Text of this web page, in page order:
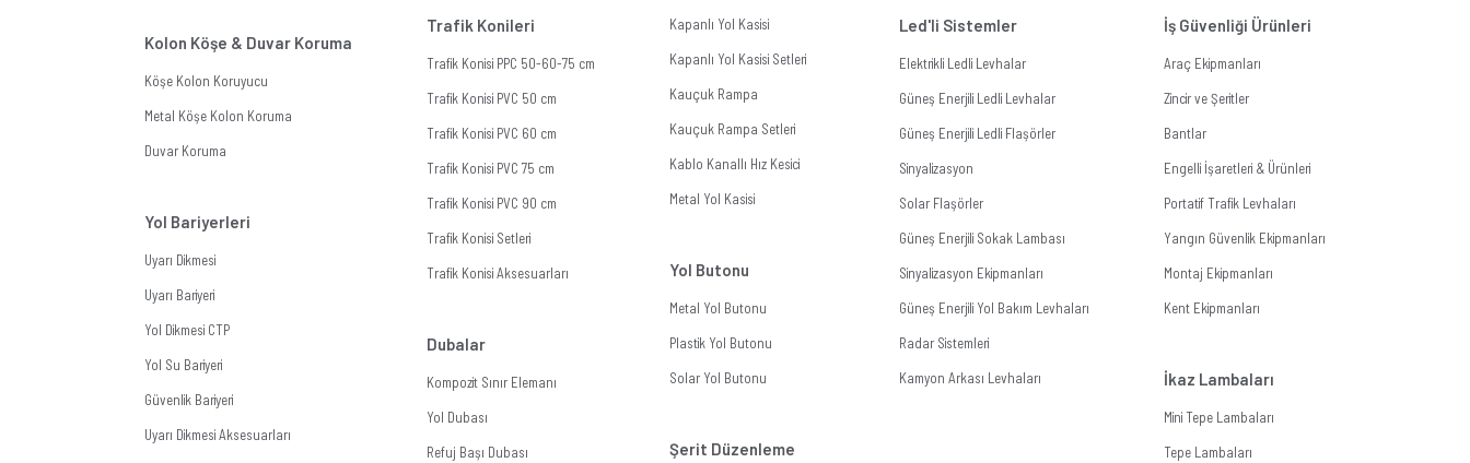
Kolon Köşe & Duvar Koruma
Köşe Kolon Koruyucu
Metal Köşe Kolon Koruma
Duvar Koruma
Yol Bariyerleri
Uyarı Dikmesi
Uyarı Bariyeri
Yol Dikmesi CTP
Yol Su Bariyeri
Güvenlik Bariyeri
Uyarı Dikmesi Aksesuarları
Trafik Konileri
Trafik Konisi PPC 50-60-75 cm
Trafik Konisi PVC 50 cm
Trafik Konisi PVC 60 cm
Trafik Konisi PVC 75 cm
Trafik Konisi PVC 90 cm
Trafik Konisi Setleri
Trafik Konisi Aksesuarları
Dubalar
Kompozit Sınır Elemanı
Yol Dubası
Refuj Başı Dubası
Kapanlı Yol Kasisi
Kapanlı Yol Kasisi Setleri
Kauçuk Rampa
Kauçuk Rampa Setleri
Kablo Kanallı Hız Kesici
Metal Yol Kasisi
Yol Butonu
Metal Yol Butonu
Plastik Yol Butonu
Solar Yol Butonu
Şerit Düzenleme
Led'li Sistemler
Elektrikli Ledli Levhalar
Güneş Enerjili Ledli Levhalar
Güneş Enerjili Ledli Flaşörler
Sinyalizasyon
Solar Flaşörler
Güneş Enerjili Sokak Lambası
Sinyalizasyon Ekipmanları
Güneş Enerjili Yol Bakım Levhaları
Radar Sistemleri
Kamyon Arkası Levhaları
İş Güvenliği Ürünleri
Araç Ekipmanları
Zincir ve Şeritler
Bantlar
Engelli İşaretleri & Ürünleri
Portatif Trafik Levhaları
Yangın Güvenlik Ekipmanları
Montaj Ekipmanları
Kent Ekipmanları
İkaz Lambaları
Mini Tepe Lambaları
Tepe Lambaları